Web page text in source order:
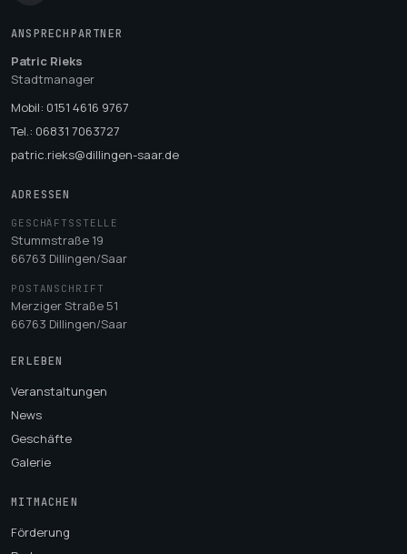
ANSPRECHPARTNER
Patric Rieks
Stadtmanager
Mobil: 0151 4616 9767
Tel.: 06831 7063727
patric.rieks@dillingen-saar.de
ADRESSEN
GESCHÄFTSSTELLE
Stummstraße 19
66763 Dillingen/Saar
POSTANSCHRIFT
Merziger Straße 51
66763 Dillingen/Saar
ERLEBEN
Veranstaltungen
News
Geschäfte
Galerie
MITMACHEN
Förderung